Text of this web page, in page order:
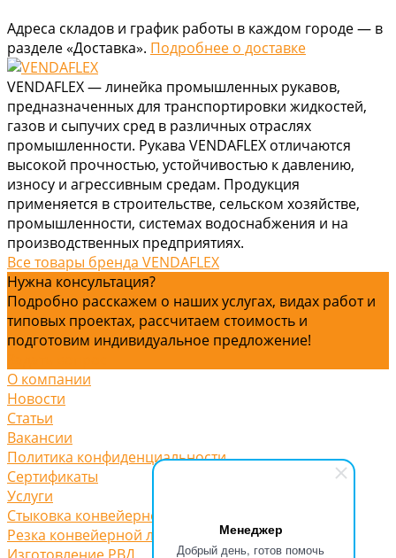
Менеджер
Добрый день, готов помочь
Адреса складов и график работы в каждом городе — в
разделе «Доставка». Подробнее о доставке
VENDAFLEX — линейка промышленных рукавов,
предназначенных для транспортировки жидкостей,
газов и сыпучих сред в различных отраслях
промышленности. Рукава VENDAFLEX отличаются
высокой прочностью, устойчивостью к давлению,
износу и агрессивным средам. Продукция
применяется в строительстве, сельском хозяйстве,
промышленности, системах водоснабжения и на
производственных предприятиях.
Все товары бренда VENDAFLEX
Нужна консультация?
Подробно расскажем о наших услугах, видах работ и
типовых проектах, рассчитаем стоимость и
подготовим индивидуальное предложение!
О компании
Новости
Статьи
Вакансии
Политика конфиденциальности
Сертификаты
Услуги
Стыковка конвейерной ленты
Резка конвейерной ленты
Изготовление РВД